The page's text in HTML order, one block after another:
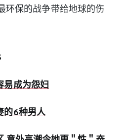
环保的战争带给地球的伤
易成为怨妇
的6种男人